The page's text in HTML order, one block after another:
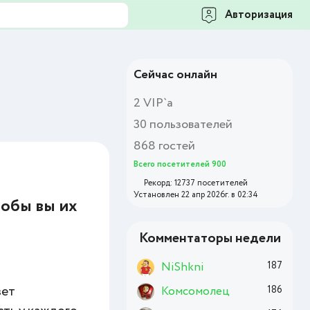
Авторизация
Сейчас онлайн
2 VIP`а
30 пользователей
868 гостей
Всего посетителей 900
Рекорд: 12737 посетителей
Установлен 22 апр 2026г. в 02:34
Комментаторы недели
NiShkni 187
Комсомолец 186
вы их